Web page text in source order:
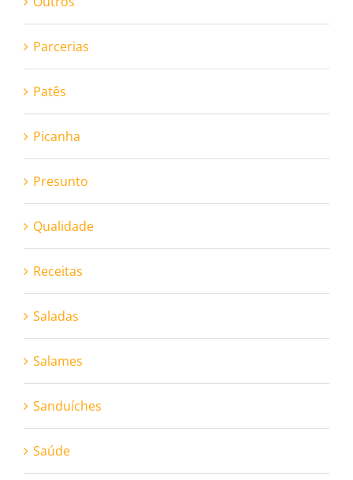
Parcerias
Patês
Picanha
Presunto
Qualidade
Receitas
Saladas
Salames
Sanduíches
Saúde